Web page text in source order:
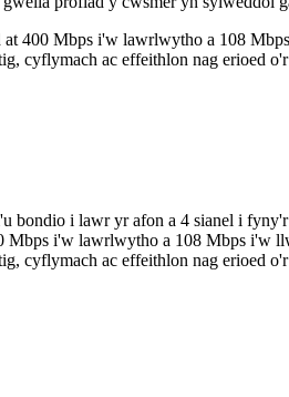
400 Mbps i'w lawrlwytho a 108
cyflymach ac effeithlon nag erioed o'r
i lawr yr afon a 4 sianel i
Mbps i'w lawrlwytho a 108 Mbps i'w
cyflymach ac effeithlon nag erioed o'r